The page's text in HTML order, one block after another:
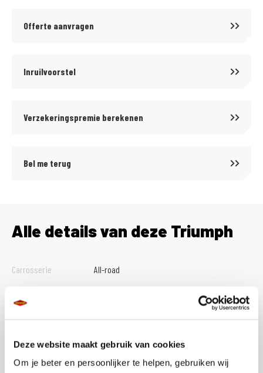
Deze website maakt gebruik van cookies
Om je beter en persoonlijker te helpen, gebruiken wij
VERKOOPPRIJS IS INCLUSIEF ALLE RIJKLAARMAAK KOSTEN!
Offerte aanvragen
Inruilvoorstel
Verzekeringspremie berekenen
Bel me terug
Alle details van deze Triumph
Carrosserie
All-road
Vestiging
Assen